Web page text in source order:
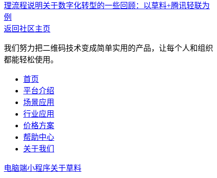
理流程说明关于数字化转型的一些回顾：以草料+腾讯轻联为
例
返回社区主页
我们努力把二维码技术变成简单实用的产品，让每个人和组织
都能轻松使用。
首页
平台介绍
场景应用
行业应用
价格方案
帮助中心
关于我们
电脑端小程序关于草料